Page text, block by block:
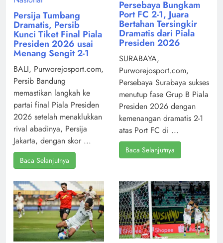
Persija Tumbang
Dramatis, Persib
Kunci Tiket Final Piala
Presiden 2026 usai
Menang Sengit 2-1
BALI, Purworejosport.com,
Persib Bandung
memastikan langkah ke
partai final Piala Presiden
2026 setelah menaklukkan
rival abadinya, Persija
Jakarta, dengan skor ...
Baca Selanjutnya
Persebaya Bungkam
Port FC 2-1, Juara
Bertahan Tersingkir
Dramatis dari Piala
Presiden 2026
SURABAYA,
Purworejosport.com,
Persebaya Surabaya sukses
menutup fase Grup B Piala
Presiden 2026 dengan
kemenangan dramatis 2-1
atas Port FC di ...
Baca Selanjutnya